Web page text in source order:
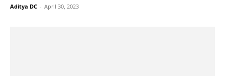
Aditya DC - April 30, 2023